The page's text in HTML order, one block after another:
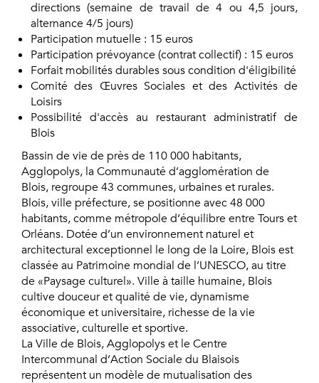
directions (semaine de travail de 4 ou 4,5 jours,
alternance 4/5 jours)
Participation mutuelle : 15 euros
Participation prévoyance (contrat collectif) : 15 euros
Forfait mobilités durables sous condition d'éligibilité
Comité des Œuvres Sociales et des Activités de
Loisirs
Possibilité d'accès au restaurant administratif de
Blois
Bassin de vie de près de 110 000 habitants,
Agglopolys, la Communauté d’agglomération de
Blois, regroupe 43 communes, urbaines et rurales.
Blois, ville préfecture, se positionne avec 48 000
habitants, comme métropole d’équilibre entre Tours et
Orléans. Dotée d’un environnement naturel et
architectural exceptionnel le long de la Loire, Blois est
classée au Patrimoine mondial de l’UNESCO, au titre
de «Paysage culturel». Ville à taille humaine, Blois
cultive douceur et qualité de vie, dynamisme
économique et universitaire, richesse de la vie
associative, culturelle et sportive.
La Ville de Blois, Agglopolys et le Centre
Intercommunal d’Action Sociale du Blaisois
représentent un modèle de mutualisation des